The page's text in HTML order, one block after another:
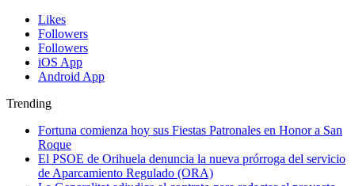
Likes
Followers
Followers
iOS App
Android App
Trending
Fortuna comienza hoy sus Fiestas Patronales en Honor a San
Roque
El PSOE de Orihuela denuncia la nueva prórroga del servicio
de Aparcamiento Regulado (ORA)